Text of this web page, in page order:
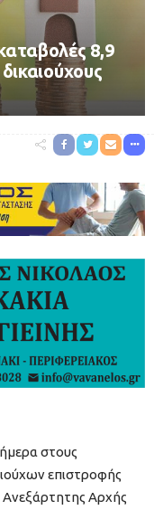
8,9
στους
επιστροφής
Αρχής